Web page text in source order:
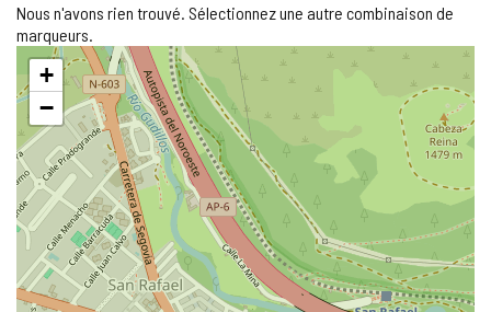
Nous n'avons rien trouvé. Sélectionnez une autre combinaison de
marqueurs.
Sauter
carte
+
−